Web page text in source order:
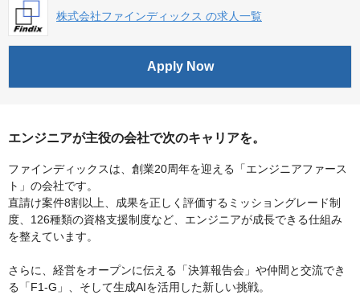
株式会社ファインディックス の求人一覧
Apply Now
エンジニアが主役の会社で次のキャリアを。
ファインディックスは、創業20周年を迎える「エンジニアファース
ト」の会社です。
直請け案件8割以上、成果を正しく評価するミッショングレード制
度、126種類の資格支援制度など、エンジニアが成長できる仕組み
を整えています。
さらに、経営をオープンに伝える「決算報告会」や仲間と交流でき
る「F1-G」、そして生成AIを活用した新しい挑戦。